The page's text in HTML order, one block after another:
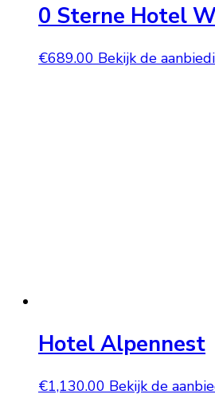
0 Sterne Hotel
€689.00 Bekijk de
Hotel Alpennest
€1,130.00 Bekijk de